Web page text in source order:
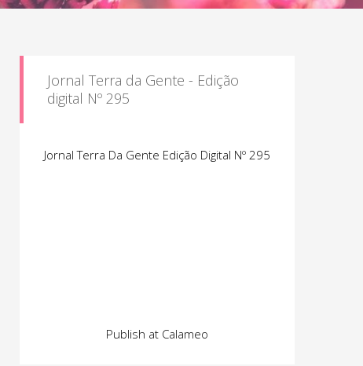
Jornal Terra da Gente - Edição
digital Nº 295
Jornal Terra Da Gente Edição Digital Nº 295
Publish at Calameo